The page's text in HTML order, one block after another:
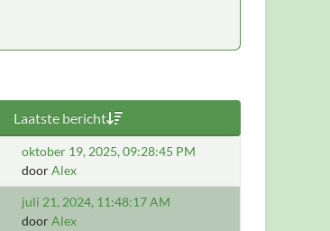
Laatste bericht
oktober 19, 2025, 09:28:45 PM
doorAlex
juli 21, 2024, 11:48:17 AM
doorAlex